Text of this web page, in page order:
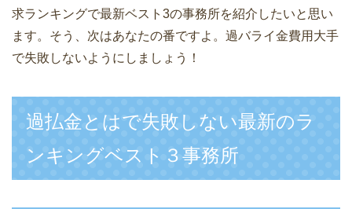
求ランキングで最新ベスト3の事務所を紹介したいと思い
ます。そう、次はあなたの番ですよ。過バライ金費用大手
で失敗しないようにしましょう！
過払金とはで失敗しない最新のラ
ンキングベスト３事務所